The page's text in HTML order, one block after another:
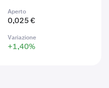
Aperto
0,025 €
Variazione
+1,40%